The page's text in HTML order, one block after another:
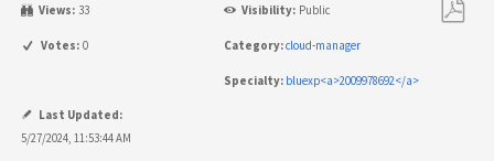
Views: 33 Visibility: Public
Votes: 0 Category:cloud-manager
Specialty: bluexp<a>2009978692</a>
Last Updated:
5/27/2024, 11:53:44 AM